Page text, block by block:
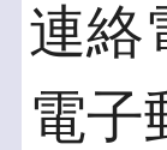
連絡
電子